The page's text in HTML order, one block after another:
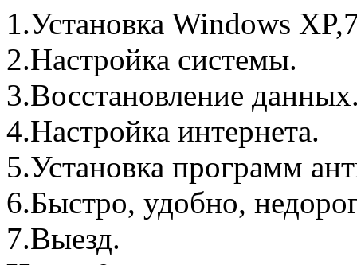
1.Установка Windows
2.Настройка системы.
3.Восстановление
4.Настройка интернета.
5.Установка программ
6.Быстро, удобно,
7.Выезд.